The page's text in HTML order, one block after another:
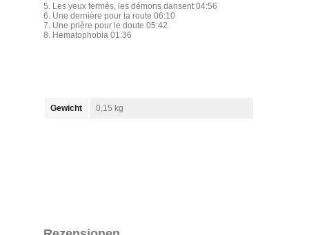
5. Les yeux fermés, les démons dansent 04:56
6. Une dernière pour la route 06:10
7. Une prière pour le doute 05:42
8. Hematophobia 01:36
Gewicht 0,15 kg